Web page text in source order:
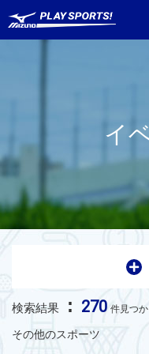
イ
検索結果 : 270 件見つ
その他のスポーツ